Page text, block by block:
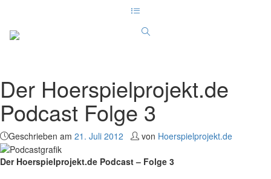
Der Hoerspielprojekt.de
Podcast Folge 3
Geschrieben am 21. Juli 2012 von Hoerspielprojekt.de
Der Hoerspielprojekt.de Podcast – Folge 3